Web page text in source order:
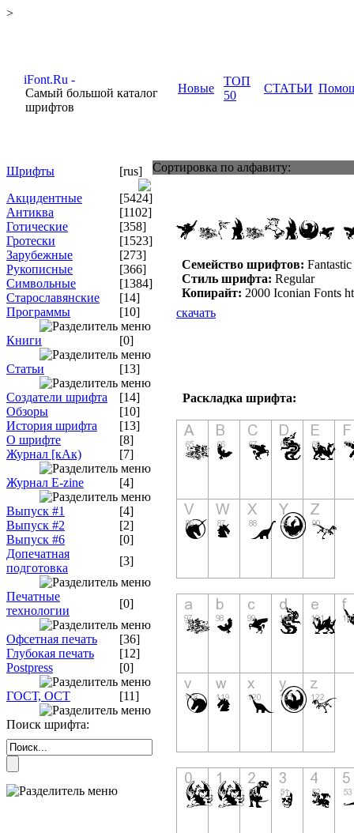
>
Самый большой каталог
шрифтов
Новые
ТОП
50
СТАТЬИ
Шрифты
[rus]
Акцидентные
[5424]
Антиква
[1102]
Готические
[358]
Гротески
[1523]
Зарубежные
[273]
Рукописные
[366]
Символьные
[1384]
Старославянские
[14]
Программы
[10]
Книги [0]
Статьи [13]
Создатели шрифта
[14]
Обзоры
[10]
История шрифта
[13]
О шрифте
[8]
Журнал [кАк)
[7]
Журнал E-zine [4]
Выпуск #1
[4]
Выпуск #2
[2]
Выпуск #6
[0]
Допечатная
подготовка
[3]
Печатные
технологии
[0]
Офсетная печать
[36]
Глубокая печать
[12]
Postpress
[0]
ГОСТ, ОСТ [11]
Поиск шрифта:
Сортировка по алфавиту:
Семейство шрифтов:
Стиль шрифта: Regular
Копирайт: 2000 Iconian Fonts
скачать
Раскладка шрифта: